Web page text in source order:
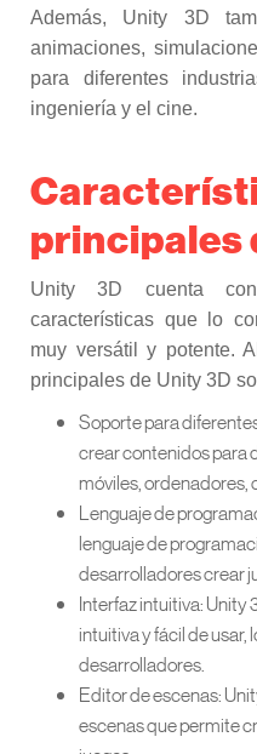
Además, Unity 3D
animaciones,
para diferentes
ingeniería y el cine.
principales
Unity 3D cuenta
características que lo
muy versátil y potente.
principales de Unity 3D
Soporte para
crear contenidos para
móviles, ordenadores,
Lenguaje de
lenguaje de
desarrolladores crear
Interfaz intuitiva: Unity
intuitiva y fácil de usar,
desarrolladores.
Editor de escenas:
escenas que permite